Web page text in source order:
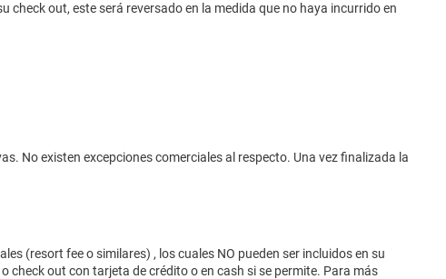
out, este será reversado en la medida que no haya incurrido en
No existen excepciones comerciales al respecto. Una vez finalizada la
(resort fee o similares) , los cuales NO pueden ser incluidos en su
check out con tarjeta de crédito o en cash si se permite. Para más